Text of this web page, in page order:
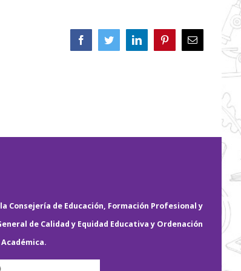
FacebookTwitterLinkedIn PinterestCorreo
electrónico
Consejería de Educación, Formación Profesional y
de Calidad y Equidad Educativa y Ordenación
Académica.